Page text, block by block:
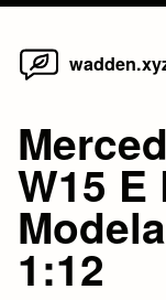
Skip
W15
1:12